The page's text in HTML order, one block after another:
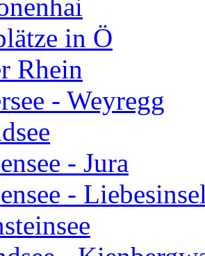
in Ö
Rhein
- Weyregg
- Jura
-